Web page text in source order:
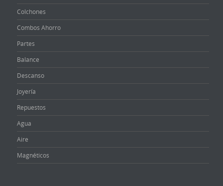
Colchones
Combos Ahorro
Partes
Balance
Descanso
Joyería
Repuestos
Agua
Aire
Magnéticos